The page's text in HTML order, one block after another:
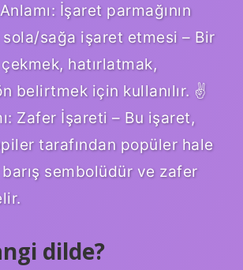
İşaret parmağının
sağa işaret etmesi – Bir
hatırlatmak,
belirtmek için kullanılır. ✌
Zafer İşareti – Bu işaret,
tarafından popüler hale
sembolüdür ve zafer
dilde?